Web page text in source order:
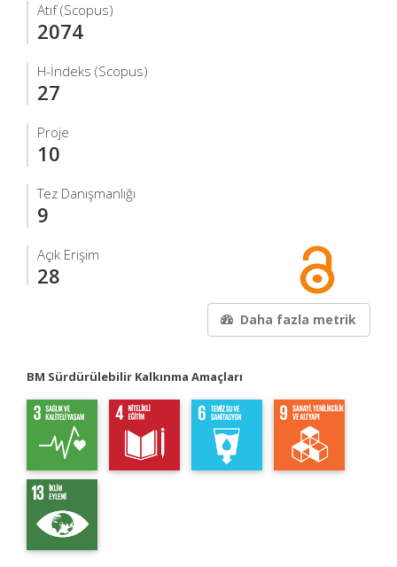
Atıf (Scopus)
2074
H-İndeks (Scopus)
27
Proje
10
Tez Danışmanlığı
9
Açık Erişim
28
Daha fazla metrik
BM Sürdürülebilir Kalkınma Amaçları